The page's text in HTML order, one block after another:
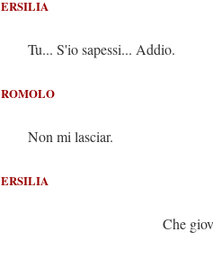
ERSILIA
Tu... S'io sapessi... Addio.
ROMOLO
Non mi lasciar.
ERSILIA
Che